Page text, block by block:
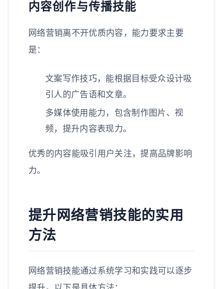
内容创作与传播技能
网络营销离不开优质内容，能力要求主要
是：
文案写作技巧，能根据目标受众设计吸
引人的广告语和文章。
多媒体使用能力，包含制作图片、视
频，提升内容表现力。
优秀的内容能吸引用户关注，提高品牌影响
力。
提升网络营销技能的实用
方法
网络营销技能通过系统学习和实践可以逐步